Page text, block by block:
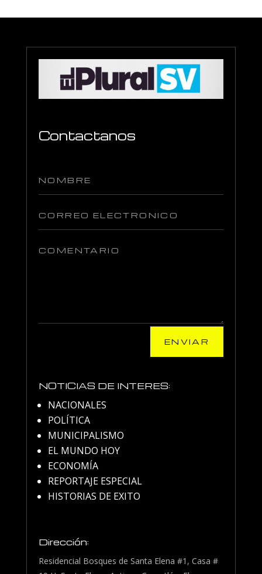
Contactanos
ENVIAR
NOTICIAS DE INTERES:
NACIONALES
POLÍTICA
MUNICIPALISMO
EL MUNDO HOY
ECONOMÍA
REPORTAJE ESPECIAL
HISTORIAS DE EXITO
Dirección:
Residencial Bosques de Santa Elena #1, Casa #